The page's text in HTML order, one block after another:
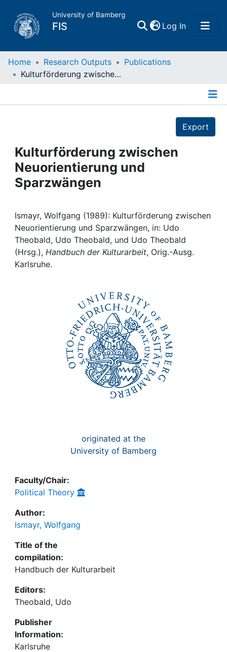
University of Bamberg
FIS Log In(current)
Home
Projects
People
Awards
My FIS
Home Research Outputs
Publications
Kulturförderung zwischen Neuorientierung und Sparzwängen
Export
Kulturförderung zwischen
Neuorientierung und
Sparzwängen
Ismayr, Wolfgang (1989): Kulturförderung zwischen
Neuorientierung und Sparzwängen, in: Udo
Theobald, Udo Theobald, und Udo Theobald
(Hrsg.), Handbuch der Kulturarbeit, Orig.-Ausg.
Karlsruhe.
originated at the
University of Bamberg
Faculty/Chair:
Political Theory
Author:
Ismayr, Wolfgang
Title of the
compilation:
Handbuch der Kulturarbeit
Editors:
Theobald, Udo
Publisher
Information:
Karlsruhe